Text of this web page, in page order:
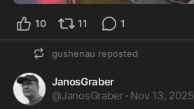
10 11 1
gushenau reposted
JanosGraber
@JanosGraber · Nov 13, 2025